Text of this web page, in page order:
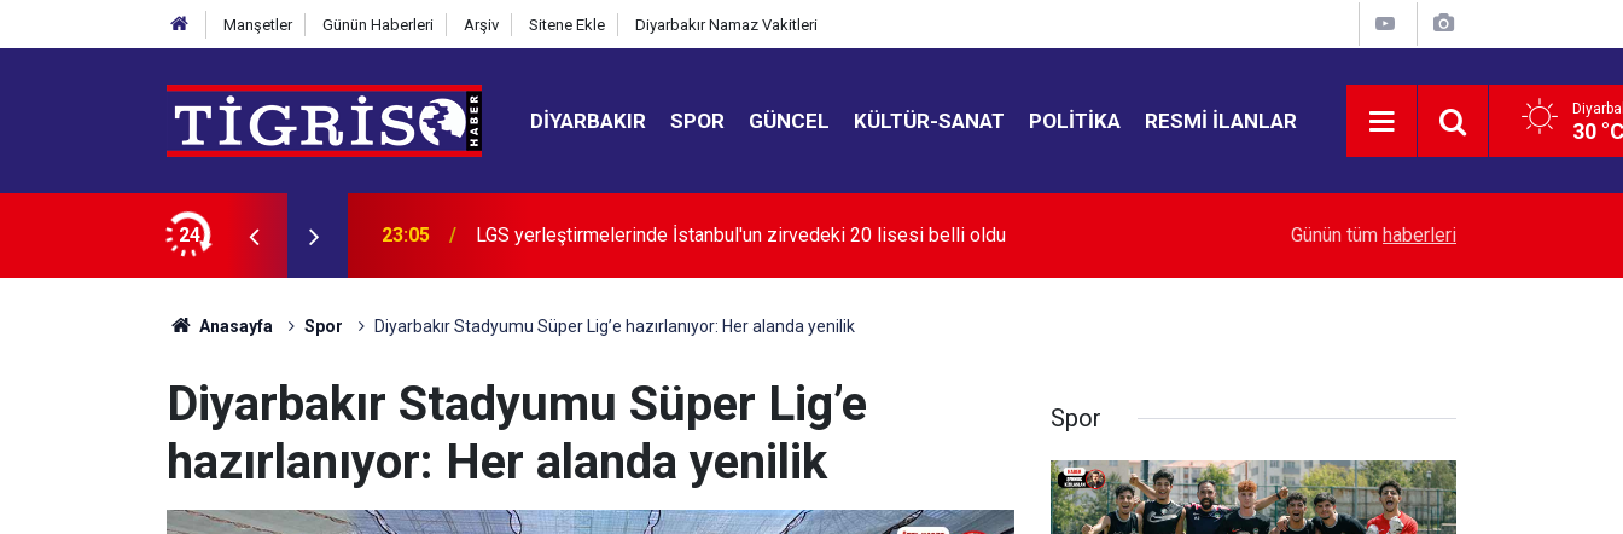
Manşetler Günün Haberleri Arşiv Sitene Ekle Diyarbakır Namaz Vakitleri
DIYARBAKIR SPOR GÜNCEL KÜLTÜR-SANAT POLITIKA RESMI İLANLAR 30
24
zirvedeki 20 lisesi belli oldu 22:28 İran: Boğaz'ın açılması ABD'nin tutumuna bağlı Bahçelievler'de 4 katlı bina çöktü
Günün tüm haberleri
Anasayfa Spor Diyarbakır Stadyumu Süper Lig’e hazırlanıyor: Her alanda yenilik
Diyarbakır Stadyumu Süper Lig’e
hazırlanıyor: Her alanda yenilik
Spor